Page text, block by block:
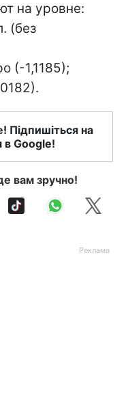
на уровне:
(без
(-1,1185);
Підпишіться на
в Google!
вам зручно!